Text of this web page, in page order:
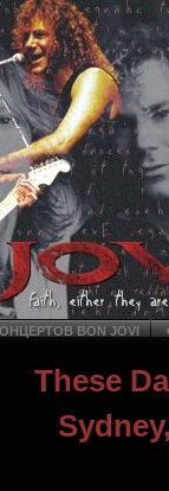
BON JOVI
These